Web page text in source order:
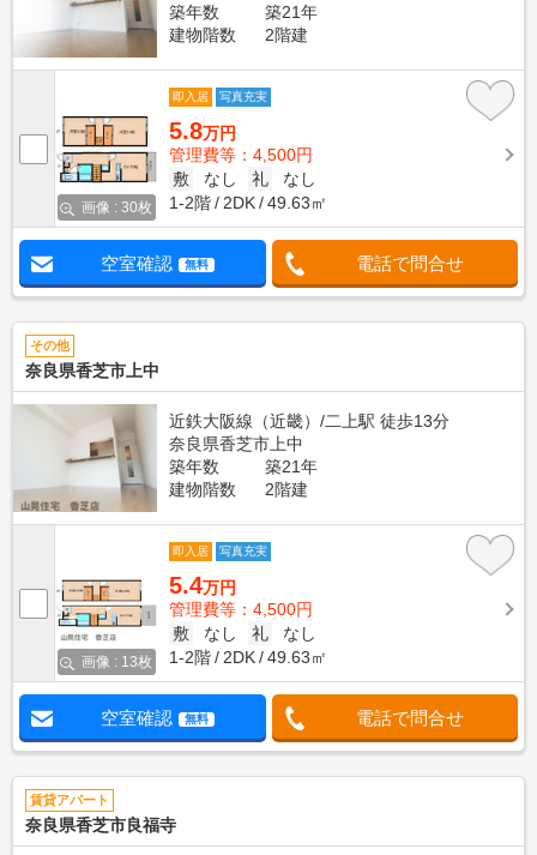
築年数
築21年
建物階数
2階建
画像 : 30枚
即入居 写真充実
5.8万円
管理費等：4,500円
敷
なし 礼
なし
1-2階
2DK 49.63㎡
空室確認 無料 電話で問合せ
その他
奈良県香芝市上中
近鉄大阪線（近畿）/二上駅 徒歩13分
奈良県香芝市上中
築年数
築21年
建物階数
2階建
画像 : 13枚
即入居 写真充実
5.4万円
管理費等：4,500円
敷
なし 礼
なし
1-2階
2DK 49.63㎡
空室確認 無料 電話で問合せ
賃貸アパート
奈良県香芝市良福寺